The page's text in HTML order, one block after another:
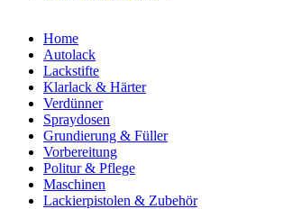
Home
Autolack
Lackstifte
Klarlack & Härter
Verdünner
Spraydosen
Grundierung & Füller
Vorbereitung
Politur & Pflege
Maschinen
Lackierpistolen & Zubehör